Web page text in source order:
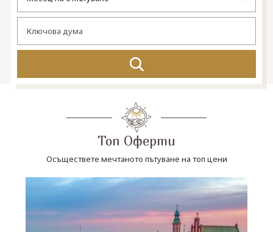
Топ Оферти
Осъществете мечтаното пътуване на топ цени